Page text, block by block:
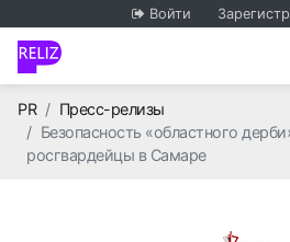
Войти
PRГлавная
Пресс-релизы
Безопасность «областного
росгвардейцы в Самаре